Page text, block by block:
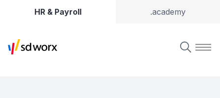
HR & Payroll .academy